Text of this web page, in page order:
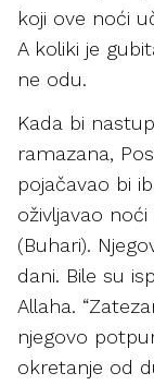
koji ove noći
A koliki je
ne odu.
Kada bi
ramazana,
pojačavao bi
oživljavao
(Buhari).
dani. Bile su
Allaha.
njegovo
okretanje od